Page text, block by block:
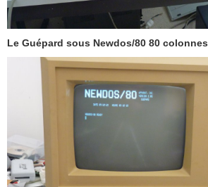
Le Guépard sous Newdos/80 80 colonnes